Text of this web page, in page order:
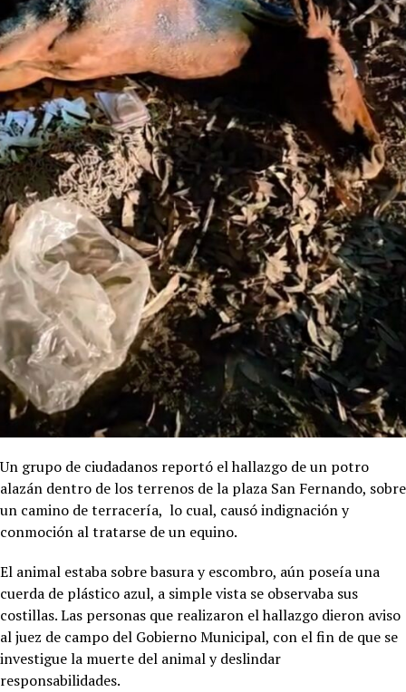
Un grupo de ciudadanos reportó el hallazgo de un potro
alazán dentro de los terrenos de la plaza San Fernando, sobre
un camino de terracería, lo cual, causó indignación y
conmoción al tratarse de un equino.
El animal estaba sobre basura y escombro, aún poseía una
cuerda de plástico azul, a simple vista se observaba sus
costillas. Las personas que realizaron el hallazgo dieron aviso
al juez de campo del Gobierno Municipal, con el fin de que se
investigue la muerte del animal y deslindar
responsabilidades.